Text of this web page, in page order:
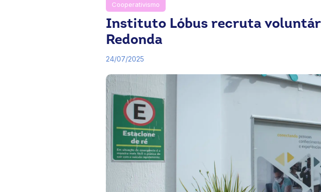
Cooperativismo
Instituto Lóbus recruta
Redonda
24/07/2025